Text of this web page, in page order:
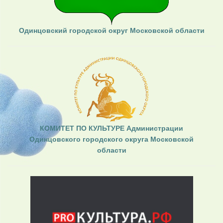
Одинцовский городской округ Московской области
КОМИТЕТ ПО КУЛЬТУРЕ Администрации
Одинцовского городского округа Московской
области